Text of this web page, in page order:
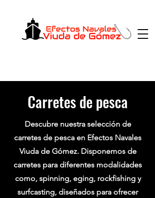
Carretes de pesca
Descubre nuestra selección de
carretes de pesca en Efectos Navales
Viuda de Gómez.Disponemos de
carretes para diferentes modalidades
como, spinning, eging, rockfishing y
surfcasting, diseñados para ofrecer